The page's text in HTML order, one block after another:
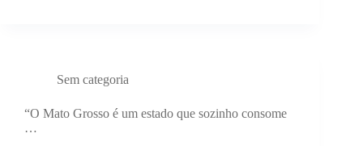
Sem categoria
“O Mato Grosso é um estado que sozinho consome
…